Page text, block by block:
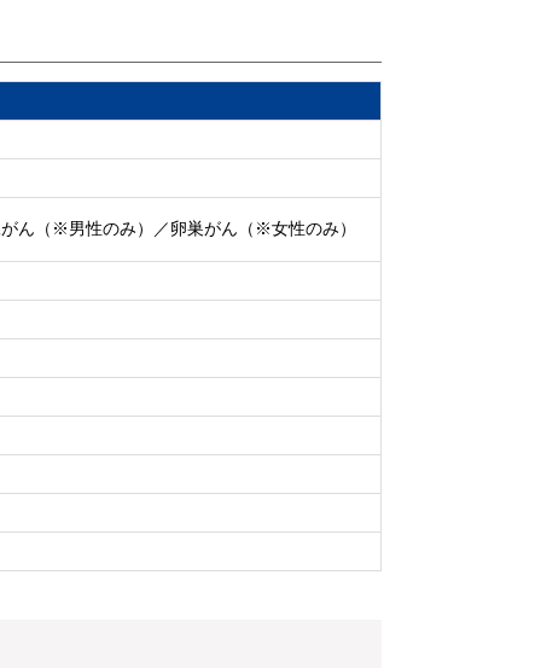
ん（※男性のみ）／卵巣がん（※女性のみ）